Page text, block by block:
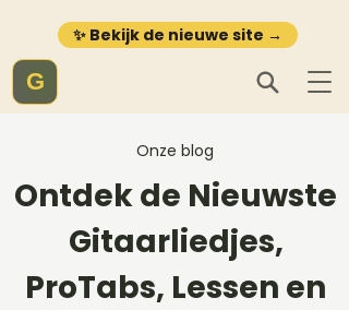
✨ Bekijk de nieuwe site →
G
Onze blog
Ontdek de Nieuwste
Gitaarliedjes,
ProTabs, Lessen en